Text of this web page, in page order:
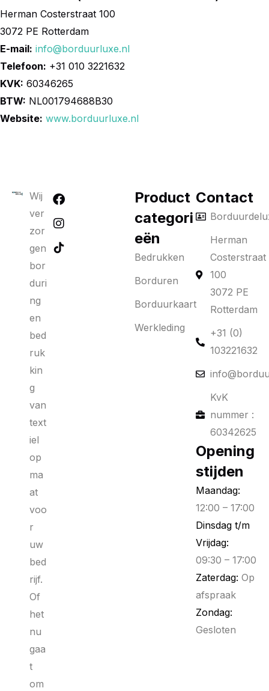
Herman Costerstraat 100
3072 PE Rotterdam
E-mail: info@borduurluxe.nl
Telefoon: +31 010 3221632
KVK: 60346265
BTW: NL001794688B30
Website: www.borduurluxe.nl
Wij
ver
zor
gen
bor
duri
ng
en
bed
ruk
kin
g
van
text
iel
op
ma
at
voo
r
uw
bed
rijf.
Of
het
nu
gaa
t
om
Product
categori
eën
Bedrukken
Borduren
Borduurkaart
Werkleding
Contact
Herman
Costerstraat
100
3072 PE
Rotterdam
+31 (0)
103221632
KvK
nummer :
60342625
Opening
stijden
Maandag:
12:00 – 17:00
Dinsdag t/m
Vrijdag:
09:30 – 17:00
Zaterdag: Op
afspraak
Zondag:
Gesloten